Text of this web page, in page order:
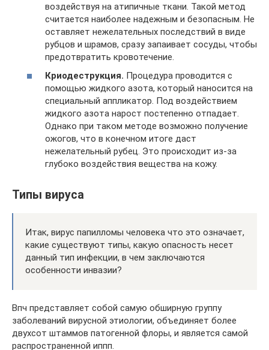
воздействуя на атипичные ткани. Такой метод
считается наиболее надежным и безопасным. Не
оставляет нежелательных последствий в виде
рубцов и шрамов, сразу запаивает сосуды, чтобы
предотвратить кровотечение.
Криодеструкция. Процедура проводится с
помощью жидкого азота, который наносится на
специальный аппликатор. Под воздействием
жидкого азота нарост постепенно отпадает.
Однако при таком методе возможно получение
ожогов, что в конечном итоге даст
нежелательный рубец. Это происходит из-за
глубоко воздействия вещества на кожу.
Типы вируса
Итак, вирус папилломы человека что это означает,
какие существуют типы, какую опасность несет
данный тип инфекции, в чем заключаются
особенности инвазии?
Впч представляет собой самую обширную группу
заболеваний вирусной этиологии, объединяет более
двухсот штаммов патогенной флоры, и является самой
распространенной иппп.